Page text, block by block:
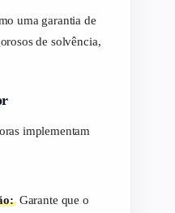
uma garantia de
de solvência,
implementam
Garante que o